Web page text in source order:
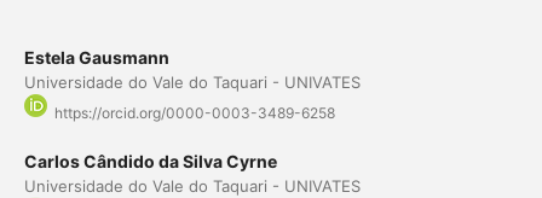
Estela Gausmann
Universidade do Vale do Taquari - UNIVATES
https://orcid.org/0000-0003-3489-6258
Carlos Cândido da Silva Cyrne
Universidade do Vale do Taquari - UNIVATES